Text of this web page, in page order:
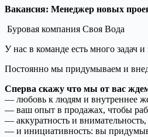
Вакансия: Менеджер новых
Буровая компания Своя Вода
У нас в команде есть много задач
Постоянно мы придумываем и
Сперва скажу что мы от вас
— любовь к людям и внутреннее
— ваш опыт в продажах, чтобы
— аккуратность и
— и инициативность: вы